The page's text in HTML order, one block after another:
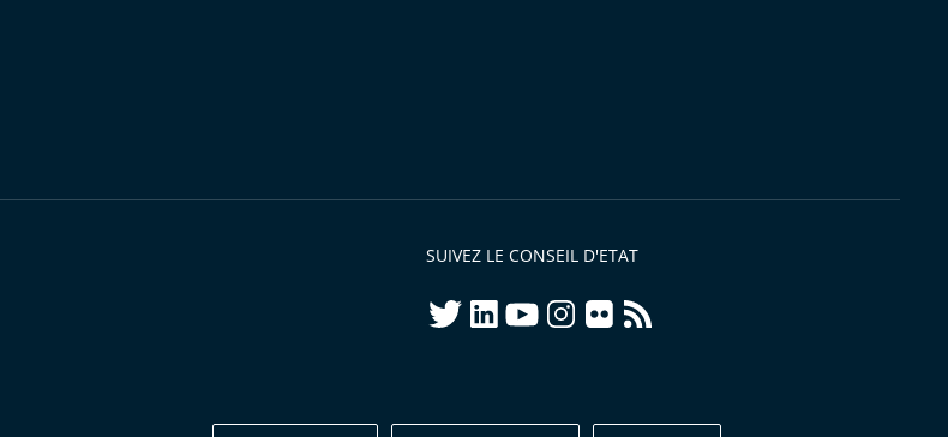
SUIVEZ LE CONSEIL D'ETAT
twitterlinkedInyoutubeinstagram
flickrrss
Publications administratives-Accessibilité : partiellement conforme